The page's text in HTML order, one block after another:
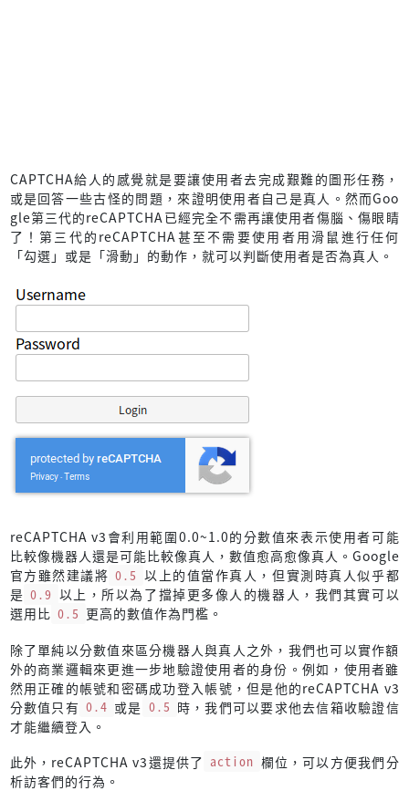
CAPTCHA給人的感覺就是要讓使用者去完成艱難的圖形任務，
或是回答一些古怪的問題，來證明使用者自己是真人。然而Goo
gle第三代的reCAPTCHA已經完全不需再讓使用者傷腦、傷眼睛
了！第三代的reCAPTCHA甚至不需要使用者用滑鼠進行任何
「勾選」或是「滑動」的動作，就可以判斷使用者是否為真人。
reCAPTCHA v3會利用範圍0.0~1.0的分數值來表示使用者可能
比較像機器人還是可能比較像真人，數值愈高愈像真人。Google
官方雖然建議將 0.5 以上的值當作真人，但實測時真人似乎都
是 0.9 以上，所以為了擋掉更多像人的機器人，我們其實可以
選用比 0.5 更高的數值作為門檻。
除了單純以分數值來區分機器人與真人之外，我們也可以實作額
外的商業邏輯來更進一步地驗證使用者的身份。例如，使用者雖
然用正確的帳號和密碼成功登入帳號，但是他的reCAPTCHA v3
分數值只有 0.4 或是 0.5 時，我們可以要求他去信箱收驗證信
才能繼續登入。
此外，reCAPTCHA v3還提供了 action 欄位，可以方便我們分
析訪客們的行為。